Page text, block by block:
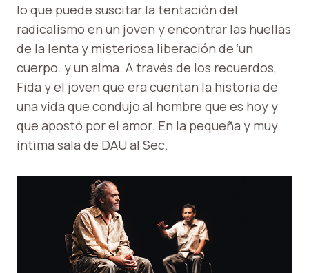
lo que puede suscitar la tentación del
radicalismo en un joven y encontrar las huellas
de la lenta y misteriosa liberación de ‘un
cuerpo. y un alma. A través de los recuerdos,
Fida y el joven que era cuentan la historia de
una vida que condujo al hombre que es hoy y
que apostó por el amor. En la pequeña y muy
íntima sala de DAU al Sec.